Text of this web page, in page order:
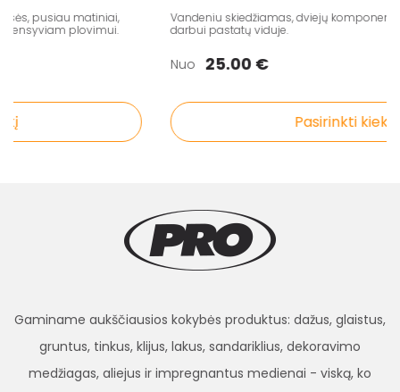
pusiau matiniai,
plovimui.
Vandeniu skiedžiamas, dviejų komponentų
darbui pastatų viduje.
Nuo 25.00 €
Pasirinkti kiekį
Gaminame aukščiausios kokybės produktus: dažus, glaistus,
gruntus, tinkus, klijus, lakus, sandariklius, dekoravimo
medžiagas, aliejus ir impregnantus medienai - viską, ko